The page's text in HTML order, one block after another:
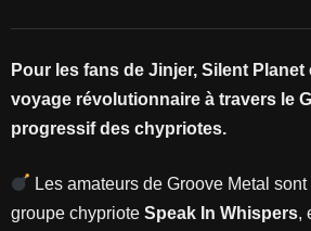
Pour les fans de Jinjer, Silent Planet
voyage révolutionnaire à travers le
progressif des chypriotes.
Les amateurs de Groove Metal
groupe chypriote Speak In Whispers,